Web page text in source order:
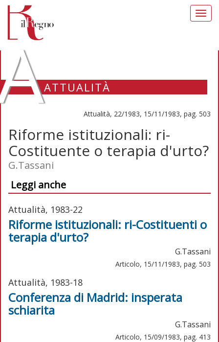
ATTUALITÀ
Attualità, 22/1983, 15/11/1983, pag. 503
Riforme istituzionali: ri-
Costituente o terapia d'urto?
G.Tassani
Leggi anche
Attualità, 1983-22
Riforme istituzionali: ri-Costituenti o
terapia d'urto?
G.Tassani
Articolo, 15/11/1983, pag. 503
Attualità, 1983-18
Conferenza di Madrid: insperata
schiarita
G.Tassani
Articolo, 15/09/1983, pag. 413